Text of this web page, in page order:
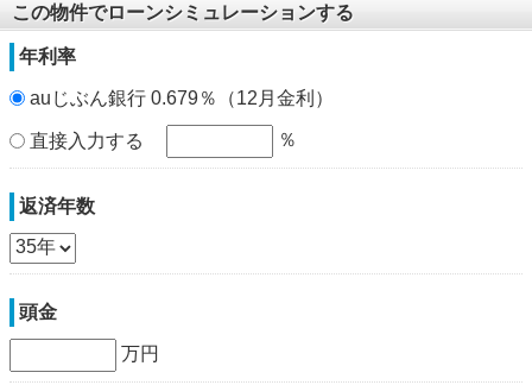
この物件でローンシミュレーションする
年利率
auじぶん銀行 0.679％（12月金利）
直接入力する ％
返済年数
頭金
万円